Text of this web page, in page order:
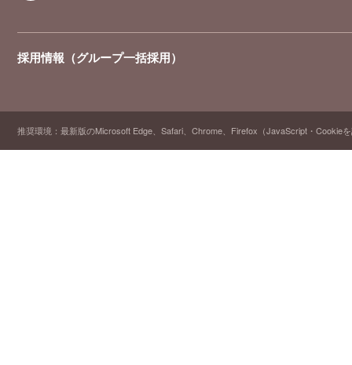
採用情報（グループ一括採用）
推奨環境：最新版のMicrosoft Edge、Safari、Chrome、Firefox（JavaScript・Cookie